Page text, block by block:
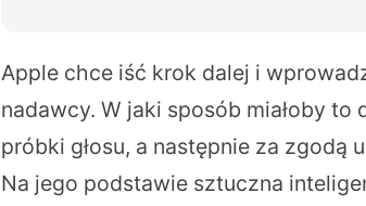
Apple chce iść krok dalej i
nadawcy. W jaki sposób miałoby to
próbki głosu, a następnie za zgodą
Na jego podstawie sztuczna